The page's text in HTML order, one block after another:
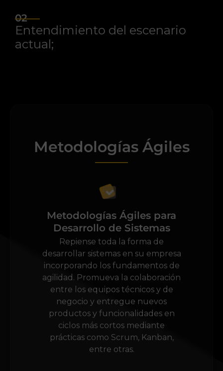
02
Entendimiento del escenario
actual;
Metodologías Ágiles
Metodologías Ágiles para
Desarrollo de Sistemas
Repiense toda la forma de
desarrollar sistemas en su empresa
incorporando los fundamentos de
agilidad. Promueva la colaboración
entre los equipos técnicos y de
negocio y entregue nuevos
productos y funcionalidades en
ciclos más cortos mediante
prácticas como Scrum, Kanban,
entre otras.